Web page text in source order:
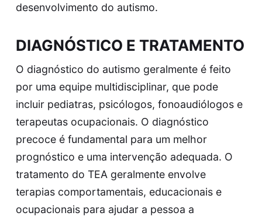
desenvolvimento do autismo.
DIAGNÓSTICO E TRATAMENTO
O diagnóstico do autismo geralmente é feito
por uma equipe multidisciplinar, que pode
incluir pediatras, psicólogos, fonoaudiólogos e
terapeutas ocupacionais. O diagnóstico
precoce é fundamental para um melhor
prognóstico e uma intervenção adequada. O
tratamento do TEA geralmente envolve
terapias comportamentais, educacionais e
ocupacionais para ajudar a pessoa a